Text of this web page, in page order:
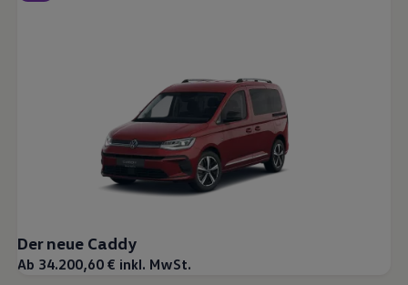
Der neue Caddy
Ab 34.200,60 € inkl. MwSt.